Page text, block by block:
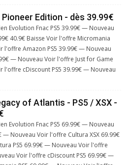
Edition - dès 39.99€
Evolution Fnac PS5 39.99€ — Nouveau
40.9€ Baisse Voir l'offre Micromania
l'offre Amazon PS5 39.99€ — Nouveau
— Nouveau Voir l'offre Just for Game
l'offre cDiscount PS5 39.99€ — Nouveau
of Atlantis - PS5 / XSX -
Evolution Fnac PS5 69.99€ — Nouveau
— Nouveau Voir l'offre Cultura XSX 69.99€
PS5 69.99€ — Nouveau Voir l'offre
Voir l'offre cDiscount PS5 69.99€ —